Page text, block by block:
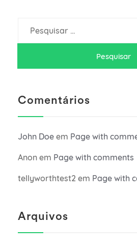
por:
Comentários
John Doe em Page with
Anon em Page with comments
tellyworthtest2 em Page with
Arquivos